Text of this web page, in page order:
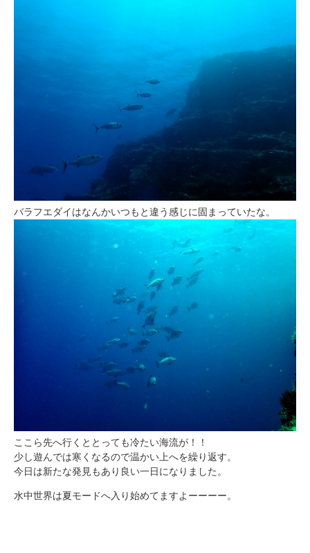
バラフエダイはなんかいつもと違う感じに固まっていたな。
ここら先へ行くととっても冷たい海流が！！
少し遊んでは寒くなるので温かい上へを繰り返す。
今日は新たな発見もあり良い一日になりました。
水中世界は夏モードへ入り始めてますよーーーー。